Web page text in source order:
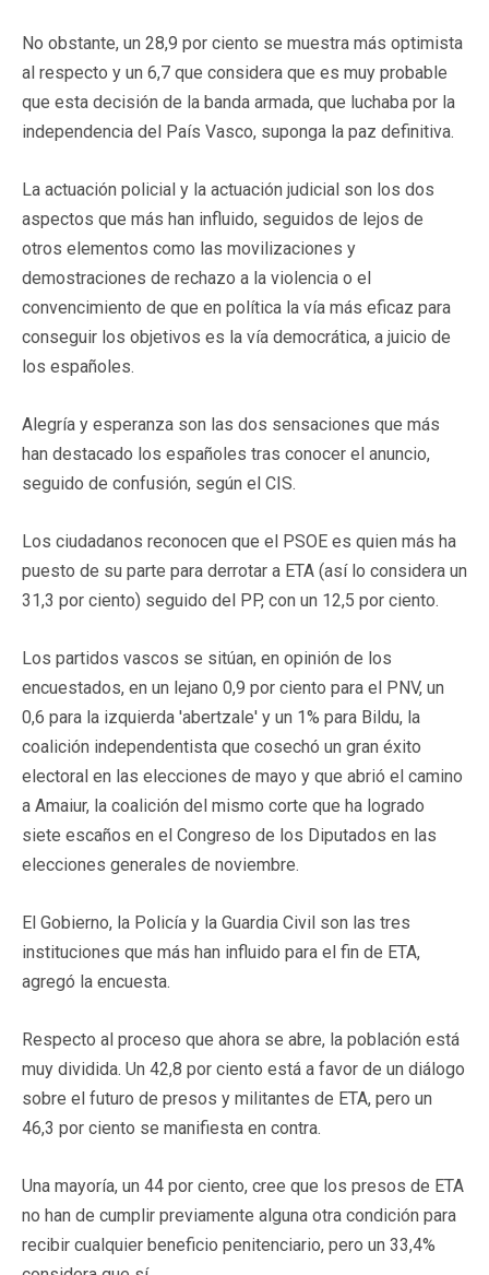
No obstante, un 28,9 por ciento se muestra más optimista
al respecto y un 6,7 que considera que es muy probable
que esta decisión de la banda armada, que luchaba por la
independencia del País Vasco, suponga la paz definitiva.
La actuación policial y la actuación judicial son los dos
aspectos que más han influido, seguidos de lejos de
otros elementos como las movilizaciones y
demostraciones de rechazo a la violencia o el
convencimiento de que en política la vía más eficaz para
conseguir los objetivos es la vía democrática, a juicio de
los españoles.
Alegría y esperanza son las dos sensaciones que más
han destacado los españoles tras conocer el anuncio,
seguido de confusión, según el CIS.
Los ciudadanos reconocen que el PSOE es quien más ha
puesto de su parte para derrotar a ETA (así lo considera un
31,3 por ciento) seguido del PP, con un 12,5 por ciento.
Los partidos vascos se sitúan, en opinión de los
encuestados, en un lejano 0,9 por ciento para el PNV, un
0,6 para la izquierda 'abertzale' y un 1% para Bildu, la
coalición independentista que cosechó un gran éxito
electoral en las elecciones de mayo y que abrió el camino
a Amaiur, la coalición del mismo corte que ha logrado
siete escaños en el Congreso de los Diputados en las
elecciones generales de noviembre.
El Gobierno, la Policía y la Guardia Civil son las tres
instituciones que más han influido para el fin de ETA,
agregó la encuesta.
Respecto al proceso que ahora se abre, la población está
muy dividida. Un 42,8 por ciento está a favor de un diálogo
sobre el futuro de presos y militantes de ETA, pero un
46,3 por ciento se manifiesta en contra.
Una mayoría, un 44 por ciento, cree que los presos de ETA
no han de cumplir previamente alguna otra condición para
recibir cualquier beneficio penitenciario, pero un 33,4%